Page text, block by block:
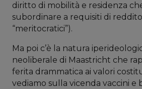
diritto di mobilità e residenza
subordinare a requisiti di
“meritocratici”).
Ma poi c’è la natura
neoliberale di Maastricht che
ferita drammatica ai valori
vediamo sulla vicenda vaccini e